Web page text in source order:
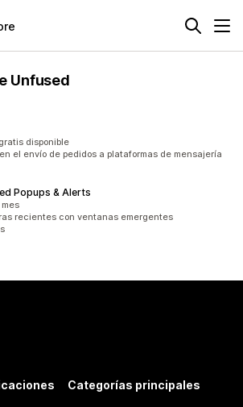
Unfused
disponible
el envío de pedidos a plataformas de mensajería
Popups & Alerts
recientes con ventanas emergentes
Categorías principales